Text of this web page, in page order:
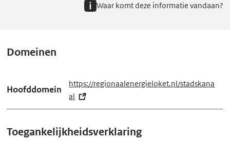
Waar komt deze informatie vandaan?
Domeinen
Hoofddomein
https://regionaalenergieloket.nl/stadskana
al (e
x
e
Toegankelijkheidsverklaring